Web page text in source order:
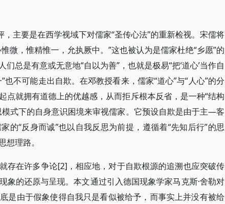
，主要是在西学视域下对儒家“圣传心法”的重新检视。宋儒将
微，惟精惟一，允执厥中。”这也被认为是儒家杜绝“乡愿”的
总是有意或无意地“自以为善”，也就是极易“把‘道心’当作自
也不可能走出自欺。在邓教授看来，儒家“道心”与“人心”的分
点就拥有道德上的优越感，从而拒斥根本反省，是一种“结构
式下的自身意识困境来审视儒家。它预设自欺是由于主—客
的“反身而诚”也以自我反思为前提，遵循着“先知后行”的思
理路。
存在许多争论[2]，相应地，对于自欺根源的追溯也应突破传
象的还原与呈现。本文通过引入德国现象学家马克斯·舍勒对
是由于假象使得自我只是看似被给予，而事实上并没有被给